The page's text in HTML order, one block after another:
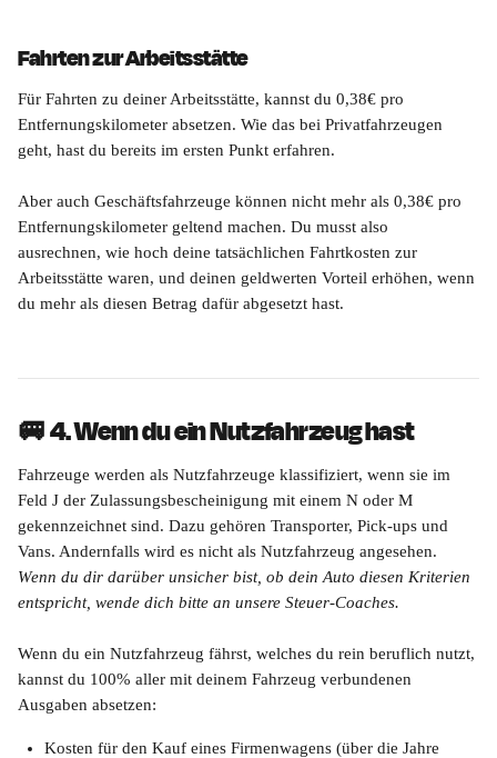
Fahrten zur Arbeitsstätte
Für Fahrten zu deiner Arbeitsstätte, kannst du 0,38€ pro
Entfernungskilometer absetzen. Wie das bei Privatfahrzeugen
geht, hast du bereits im ersten Punkt erfahren.
Aber auch Geschäftsfahrzeuge können nicht mehr als 0,38€ pro
Entfernungskilometer geltend machen. Du musst also
ausrechnen, wie hoch deine tatsächlichen Fahrtkosten zur
Arbeitsstätte waren, und deinen geldwerten Vorteil erhöhen, wenn
du mehr als diesen Betrag dafür abgesetzt hast.
🚐 4. Wenn du ein Nutzfahrzeug hast
Fahrzeuge werden als Nutzfahrzeuge klassifiziert, wenn sie im
Feld J der Zulassungsbescheinigung mit einem N oder M
gekennzeichnet sind. Dazu gehören Transporter, Pick-ups und
Vans. Andernfalls wird es nicht als Nutzfahrzeug angesehen.
Wenn du dir darüber unsicher bist, ob dein Auto diesen Kriterien
entspricht, wende dich bitte an unsere Steuer-Coaches.
Wenn du ein Nutzfahrzeug fährst, welches du rein beruflich nutzt,
kannst du 100% aller mit deinem Fahrzeug verbundenen
Ausgaben absetzen:
Kosten für den Kauf eines Firmenwagens (über die Jahre